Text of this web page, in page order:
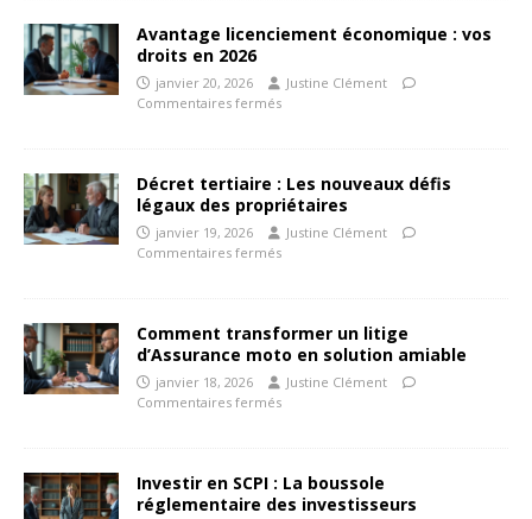
Avantage licenciement économique : vos
droits en 2026
janvier 20, 2026
Justine Clément
Commentaires fermés
Décret tertiaire : Les nouveaux défis
légaux des propriétaires
janvier 19, 2026
Justine Clément
Commentaires fermés
Comment transformer un litige
d’Assurance moto en solution amiable
janvier 18, 2026
Justine Clément
Commentaires fermés
Investir en SCPI : La boussole
réglementaire des investisseurs